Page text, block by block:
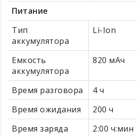
Питание
Тип
аккумулятора
Li-Ion
Емкость
аккумулятора
820 мАч
Время разговора
4 ч
Время ожидания
200 ч
Время заряда
2:00 ч:мин